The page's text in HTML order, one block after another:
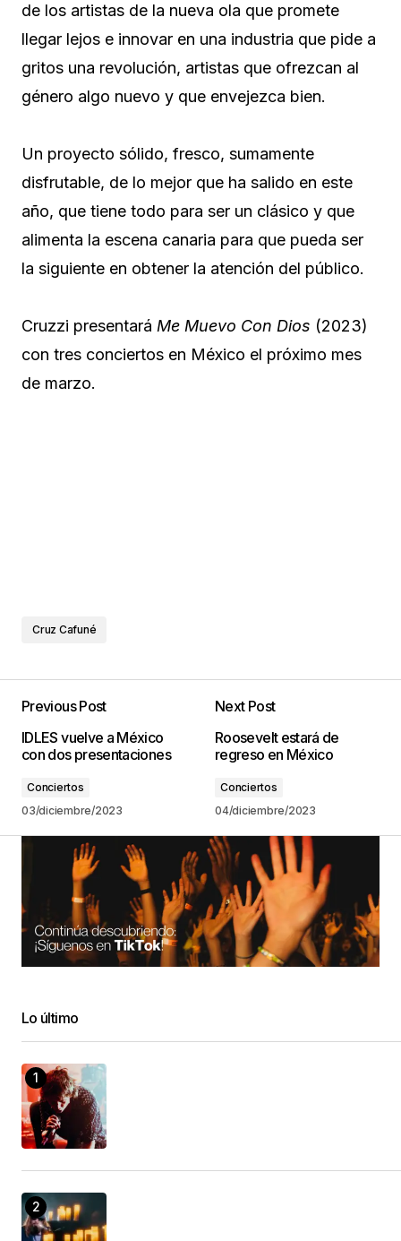
de los artistas de la nueva ola que promete
llegar lejos e innovar en una industria que pide a
gritos una revolución, artistas que ofrezcan al
género algo nuevo y que envejezca bien.
Un proyecto sólido, fresco, sumamente
disfrutable, de lo mejor que ha salido en este
año, que tiene todo para ser un clásico y que
alimenta la escena canaria para que pueda ser
la siguiente en obtener la atención del público.
Cruzzi presentará Me Muevo Con Dios (2023)
con tres conciertos en México el próximo mes
de marzo.
Cruz Cafuné
Previous Post
IDLES vuelve a México
con dos presentaciones
Conciertos
03/diciembre/2023
Next Post
Roosevelt estará de
regreso en México
Conciertos
04/diciembre/2023
Lo último